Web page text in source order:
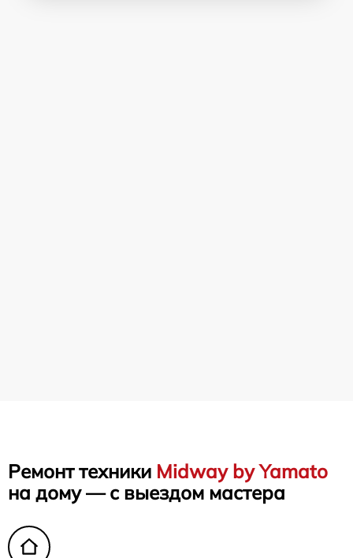
Ремонт техники Midway by Yamato
на дому — с выездом мастера